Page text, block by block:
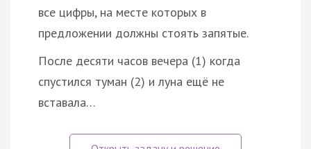
все цифры, на месте которых в
предложении должны стоять запятые.
После десяти часов вечера (1) когда
спустился туман (2) и луна ещё не
вставала…